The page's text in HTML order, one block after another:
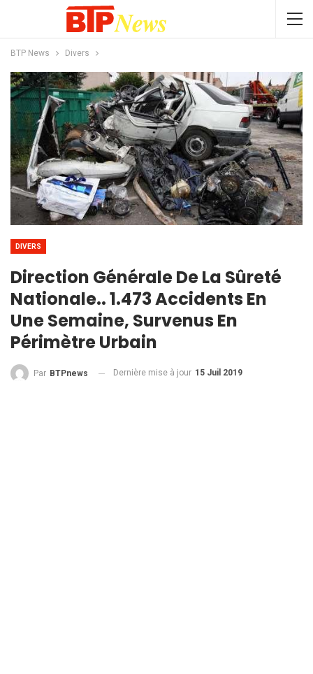
BTP News Divers
DIVERS
Direction Générale De La Sûreté
Nationale.. 1.473 Accidents En
Une Semaine, Survenus En
Périmètre Urbain
Par BTPnews Dernière mise à jour 15 Juil 2019